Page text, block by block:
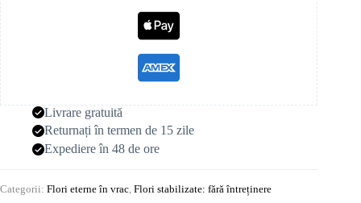
Livrare gratuită
Returnați în termen de 15 zile
Expediere în 48 de ore
Categorii: Flori eterne în vrac, Flori stabilizate: fără întreținere